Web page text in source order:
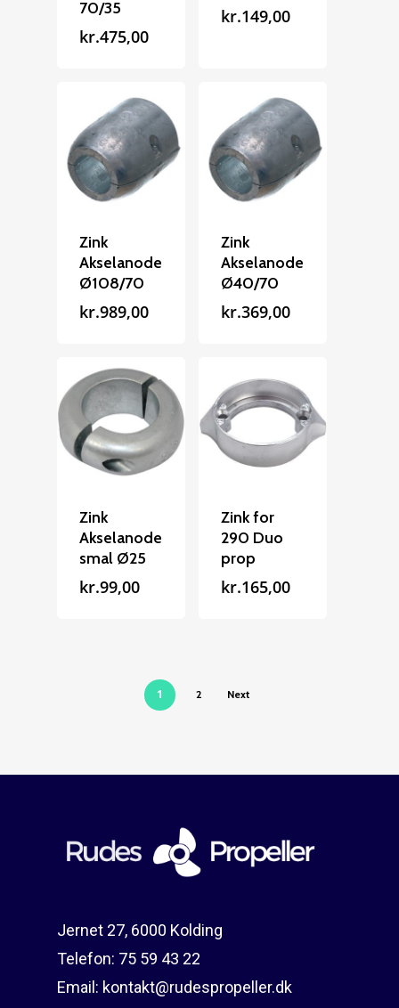
70/35
kr.475,00
kr.149,00
Zink
Akselanode
Ø108/70
kr.989,00
Zink
Akselanode
Ø40/70
kr.369,00
Zink
Akselanode
smal Ø25
kr.99,00
Zink for
290 Duo
prop
kr.165,00
1 2 Next
Jernet 27, 6000 Kolding
Telefon: 75 59 43 22
Email: kontakt@rudespropeller.dk
Reparation
Før / efter
Indlever din propel
Aksler i tommer
Påføring af PropShield
Montering af propel
Mercury guide
Er min propel højre
venstre?
Shop
Om os
Kontakt
Rudes Propeller
T: 75 59 43 22
E: